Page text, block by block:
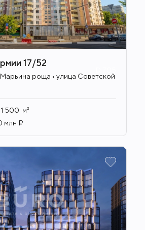
17/52
роща • улица Советской
1 500 м²
млн ₽